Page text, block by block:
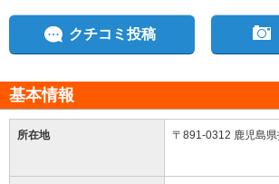
クチコミ投稿
基本情報
所在地
〒891-0312 鹿児島県